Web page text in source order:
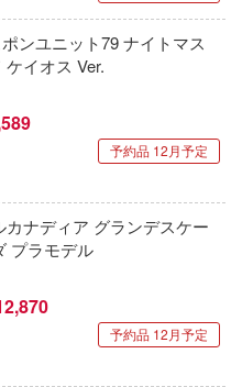
ンユニット79 ナイトマス
ケイオス Ver.
予約品 12月予定
カナディア グランデスケー
プラモデル
予約品 12月予定
ーロボット大戦OG
ルヒシリーズ
トゥーン
・トレック
オジブリ
スパイファミリー)
Games
ンフォー
ール(プラッツ)
エーディーケー)
デル(ビーバーコーポレーション)
テックス
デル(バウマン)